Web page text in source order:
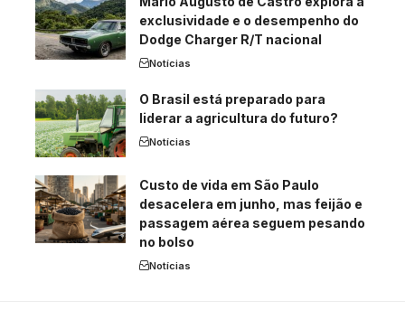
exclusividade e o desempenho do
Dodge Charger R/T nacional
Notícias
O Brasil está preparado para
liderar a agricultura do futuro?
Notícias
Custo de vida em São Paulo
desacelera em junho, mas feijão e
passagem aérea seguem pesando
no bolso
Notícias